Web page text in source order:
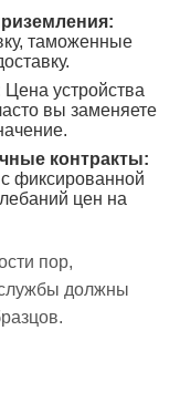
таможенные
Цена устройства
вы заменяете
контракты:
фиксированной
цен на
пор,
службы должны